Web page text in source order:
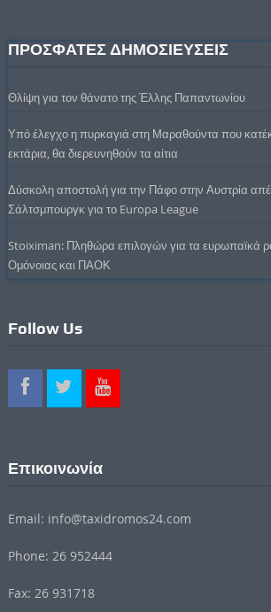
ΠΡΟΣΦΑΤΕΣ ΔΗΜΟΣΙΕΥΣΕΙΣ
Θλίψη για τον θάνατο της Έλλης Παπαντωνίου
Υπό έλεγχο η πυρκαγιά στη Μαραθούντα που
εκτάρια, θα διερευνηθούν τα αίτια
Δύσκολη αποστολή για την Πάφο στην Αυστρία
Σάλτσμπουργκ για το Europa League
Stoiximan: Πληθώρα επιλογών για τα ευρωπαϊκά
Ομόνοιας και ΠΑΟΚ
Follow Us
Επικοινωνία
Email: info@taxidromos24.com
Phone: 26 952444
Fax: 26 931718